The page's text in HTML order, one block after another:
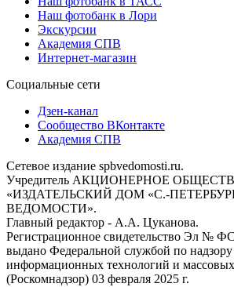
Наш фотобанк в Лори
Экскурсии
Академия СПВ
Интернет-магазин
Социальные сети
Дзен-канал
Сообщество ВКонтакте
Академия СПВ
Сетевое издание spbvedomosti.ru.
Учредитель АКЦИОНЕРНОЕ
«ИЗДАТЕЛЬСКИЙ ДОМ «С.-
ВЕДОМОСТИ».
Главный редактор - А.А. Цуканова.
Регистрационное свидетельство Эл №
выдано Федеральной службой по надзору
информационных технологий и
(Роскомнадзор) 03 февраля 2025 г.